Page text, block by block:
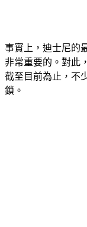
事實上，迪士尼的
非常重要的。對此
截至目前為止，不
鎖。